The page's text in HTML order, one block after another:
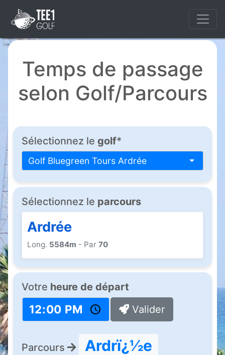
Temps de passage
selon Golf/Parcours
Sélectionnez le golf*
Golf Bluegreen Tours Ardrée
Sélectionnez le parcours
Ardrée
Long. 5584m - Par 70
Votre heure de départ
Valider
Parcours Ardrï¿½e